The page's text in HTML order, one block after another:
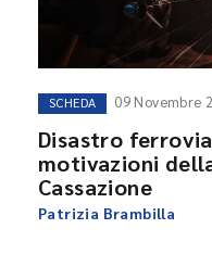
SCHEDA 09 Novembre
Disastro
motivazioni
Cassazione
Patrizia Brambilla